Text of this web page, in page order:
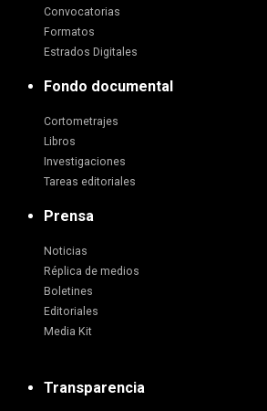
Convocatorias
Formatos
Estrados Digitales
Fondo documental
Cortometrajes
Libros
Investigaciones
Tareas editoriales
Prensa
Noticias
Réplica de medios
Boletines
Editoriales
Media Kit
Transparencia